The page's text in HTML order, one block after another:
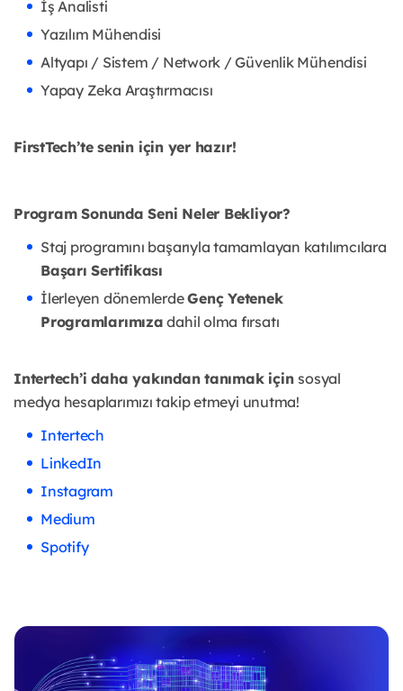
İş Analisti
Yazılım Mühendisi
Altyapı / Sistem / Network / Güvenlik Mühendisi
Yapay Zeka Araştırmacısı
FirstTech’te senin için yer hazır!
Program Sonunda Seni Neler Bekliyor?
Staj programını başarıyla tamamlayan katılımcılara
Başarı Sertifikası
İlerleyen dönemlerdeGenç Yetenek
Programlarımıza dahil olma fırsatı
Intertech’i daha yakından tanımak için sosyal
medya hesaplarımızı takip etmeyi unutma!
Intertech
LinkedIn
Instagram
Medium
Spotify